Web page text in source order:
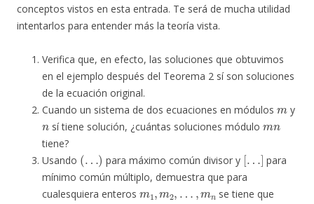
conceptos vistos en esta entrada. Te será de mucha utilidad
intentarlos para entender más la teoría vista.
Verifica que, en efecto, las soluciones que obtuvimos
en el ejemplo después del Teorema 2 sí son soluciones
de la ecuación original.
Cuando un sistema de dos ecuaciones en módulos
y
n
sí tiene solución, ¿cuántas soluciones módulo
m n
tiene?
Usando
(…
para máximo común divisor y
[ ]
para
mínimo común múltiplo, demuestra que para
cualesquiera enteros
m1,m2,…,m n
se tiene que